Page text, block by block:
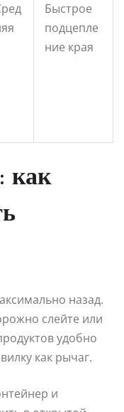
Быстрое
подцепле
ние края
как
назад.
слейте или
удобно
как рычаг.
и